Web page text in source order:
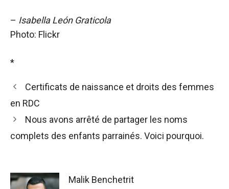
– Isabella León Graticola
Photo: Flickr
*
Certificats de naissance et droits des femmes
en RDC
Nous avons arrêté de partager les noms
complets des enfants parrainés. Voici pourquoi.
Malik Benchetrit